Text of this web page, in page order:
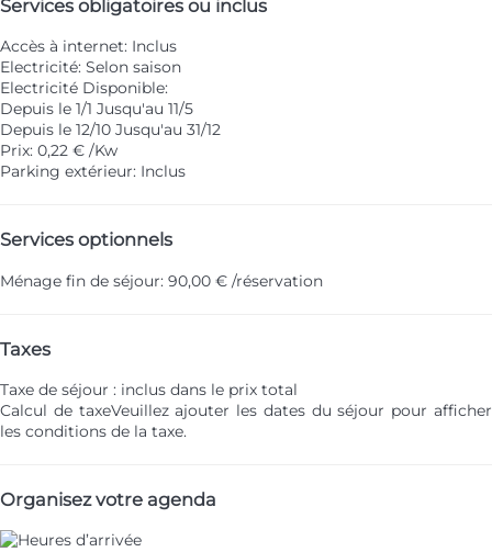
Services obligatoires ou inclus
Accès à internet: Inclus
Electricité: Selon saison
Electricité Disponible:
Depuis le 1/1 Jusqu'au 11/5
Depuis le 12/10 Jusqu'au 31/12
Prix: 0,22 € /Kw
Parking extérieur: Inclus
Services optionnels
Ménage fin de séjour: 90,00 € /réservation
Taxes
Taxe de séjour : inclus dans le prix total
Calcul de taxeVeuillez ajouter les dates du séjour pour afficher
les conditions de la taxe.
Organisez votre agenda